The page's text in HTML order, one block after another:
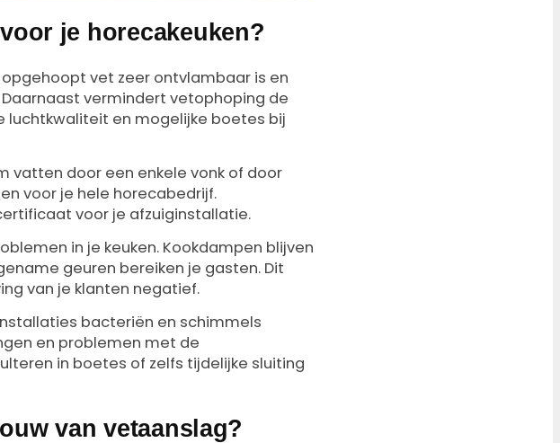
je horecakeuken?
vet zeer ontvlambaar is en
vermindert vetophoping de
en mogelijke boetes bij
vatten door een enkele vonk of door
voor je hele horecabedrijf.
voor je afzuiginstallatie.
in je keuken. Kookdampen blijven
geuren bereiken je gasten. Dit
van je klanten negatief.
bacteriën en schimmels
en problemen met de
in boetes of zelfs tijdelijke sluiting
van vetaanslag?